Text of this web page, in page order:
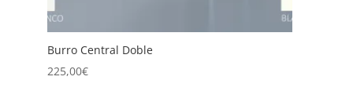
Burro Central Doble
225,00€